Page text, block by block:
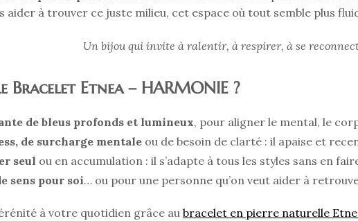
aider à trouver ce juste milieu, cet espace où tout semble plus
Un bijou qui invite à ralentir, à respirer, à se
Etnea – HARMONIE ?
de bleus profonds et lumineux, pour aligner le mental, le
de surcharge mentale ou de besoin de clarté : il apaise et
seul ou en accumulation : il s’adapte à tous les styles sans en
sens pour soi… ou pour une personne qu’on veut aider à
à votre quotidien grâce aubracelet en pierre naturelle